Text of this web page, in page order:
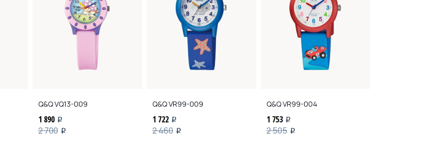
Q&QVQ13-009
1 890 i
2 700 i
Q&QVR99-009
1 722 i
2 460 i
Q&QVR99-004
1 753 i
2 505 i